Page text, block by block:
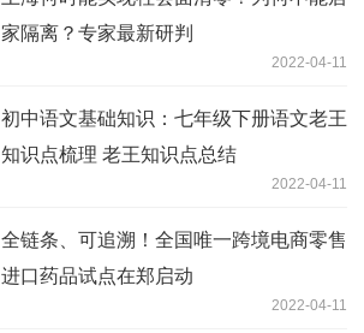
家隔离？专家最新研判
2022-04-11
初中语文基础知识：七年级下册语文老王
知识点梳理 老王知识点总结
2022-04-11
全链条、可追溯！全国唯一跨境电商零售
进口药品试点在郑启动
2022-04-11